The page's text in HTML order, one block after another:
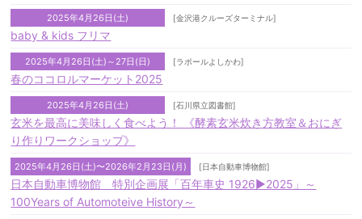
2025年4月26日(土) [金沢港クルーズターミナル]
baby & kids フリマ
2025年4月26日(土)～27日(日) [ラポールよしかわ]
春のココロルマーケット2025
2025年4月26日(土) [石川県立図書館]
玄米を最高に美味しく食べよう！ 《酵素玄米炊き方教室＆おにぎ
り作りワークショップ》
2025年4月26日(土)〜2026年2月23日(月) [日本自動車博物館]
日本自動車博物館 特別企画展「百年車史 1926▶2025」～
100Years of Automoteive History～